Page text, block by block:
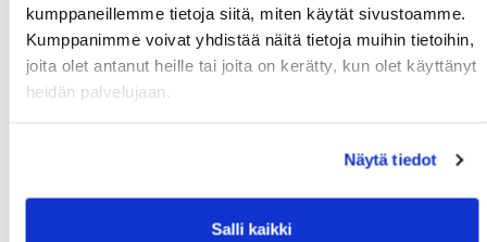
kumppaneillemme tietoja siitä, miten käytät sivustoamme.
Kumppanimme voivat yhdistää näitä tietoja muihin tietoihin,
joita olet antanut heille tai joita on kerätty, kun olet käyttänyt
heidän palvelujaan.
Näytä tiedot
Salli kaikki
Down and back. 30s on 15s off:
1. kettlebell lunge
2. bike